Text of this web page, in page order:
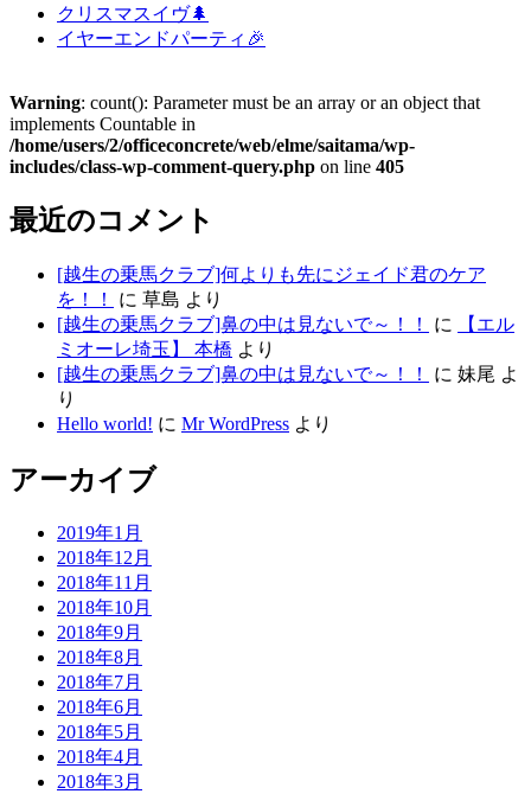
クリスマスイヴ🌲
イヤーエンドパーティ🎉
Warning: count(): Parameter must be an array or an object that
implements Countable in
/home/users/2/officeconcrete/web/elme/saitama/wp-
includes/class-wp-comment-query.php on line 405
最近のコメント
[越生の乗馬クラブ]何よりも先にジェイド君のケア
を！！
に 草島 より
[越生の乗馬クラブ]鼻の中は見ないで～！！
に
【エル
ミオーレ埼玉】 本橋 より
[越生の乗馬クラブ]鼻の中は見ないで～！！
に 妹尾 よ
り
Hello world! に Mr WordPress より
アーカイブ
2019年1月
2018年12月
2018年11月
2018年10月
2018年9月
2018年8月
2018年7月
2018年6月
2018年5月
2018年4月
2018年3月